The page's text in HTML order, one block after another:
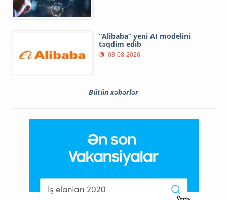
“Alibaba” yeni AI modelini
təqdim edib
03-08-2026
Bütün xəbərlər